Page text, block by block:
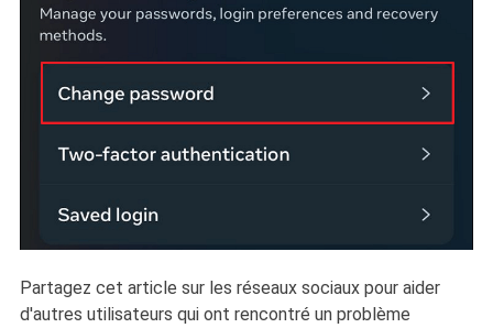
Partagez cet article sur les réseaux sociaux pour aider
d'autres utilisateurs qui ont rencontré un problème